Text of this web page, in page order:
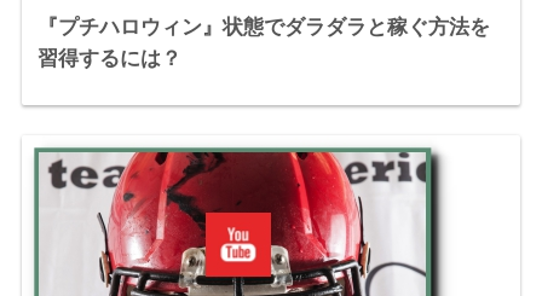
『プチハロウィン』状態でダラダラと稼ぐ方法を
習得するには？